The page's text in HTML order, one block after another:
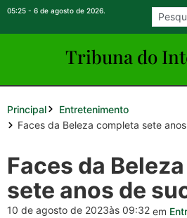
05:25 - 6 de agosto de 2026.
Tribuna do
Principal
Entretenimento
Faces da Beleza completa sete
Faces da
sete anos de
10 de agosto de 2023às 09:32 em